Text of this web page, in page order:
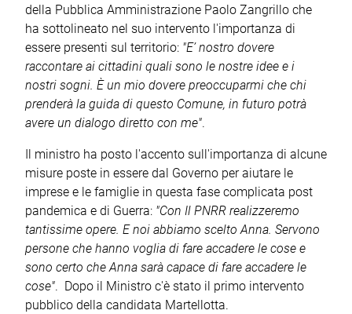
della Pubblica Amministrazione Paolo Zangrillo che
ha sottolineato nel suo intervento l'importanza di
essere presenti sul territorio: "E’ nostro dovere
raccontare ai cittadini quali sono le nostre idee e i
nostri sogni. È un mio dovere preoccuparmi che chi
prenderà la guida di questo Comune, in futuro potrà
avere un dialogo diretto con me".
Il ministro ha posto l'accento sull'importanza di alcune
misure poste in essere dal Governo per aiutare le
imprese e le famiglie in questa fase complicata post
pandemica e di Guerra: "Con Il PNRR realizzeremo
tantissime opere. E noi abbiamo scelto Anna. Servono
persone che hanno voglia di fare accadere le cose e
sono certo che Anna sarà capace di fare accadere le
cose". Dopo il Ministro c'è stato il primo intervento
pubblico della candidata Martellotta.